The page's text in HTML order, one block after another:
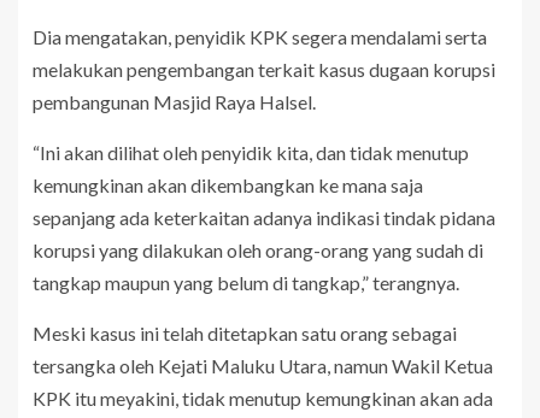
Dia mengatakan, penyidik KPK segera mendalami serta
melakukan pengembangan terkait kasus dugaan korupsi
pembangunan Masjid Raya Halsel.
“Ini akan dilihat oleh penyidik kita, dan tidak menutup
kemungkinan akan dikembangkan ke mana saja
sepanjang ada keterkaitan adanya indikasi tindak pidana
korupsi yang dilakukan oleh orang-orang yang sudah di
tangkap maupun yang belum di tangkap,” terangnya.
Meski kasus ini telah ditetapkan satu orang sebagai
tersangka oleh Kejati Maluku Utara, namun Wakil Ketua
KPK itu meyakini, tidak menutup kemungkinan akan ada